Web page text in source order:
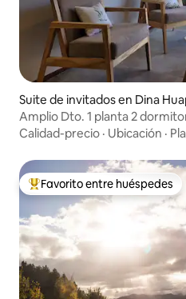
Suite de invitados en Dina
Amplio Dto. 1 planta 2
Calidad-precio · Ubicación ·
Favorito entre huéspedes
Favorito entre huéspedes